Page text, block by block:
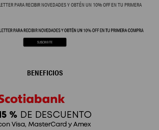
PARA RECIBIR NOVEDADES Y OBTÉN UN 10% OFF EN TU PRIMERA
BENEFICIOS